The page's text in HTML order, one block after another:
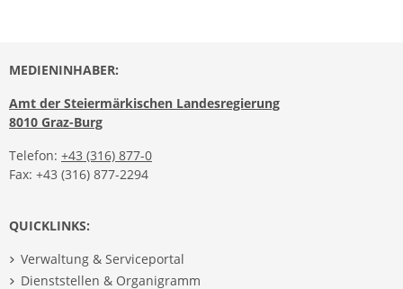
MEDIENINHABER:
Amt der Steiermärkischen Landesregierung
8010 Graz-Burg
Telefon: +43 (316) 877-0
Fax: +43 (316) 877-2294
QUICKLINKS:
Verwaltung & Serviceportal
Dienststellen & Organigramm